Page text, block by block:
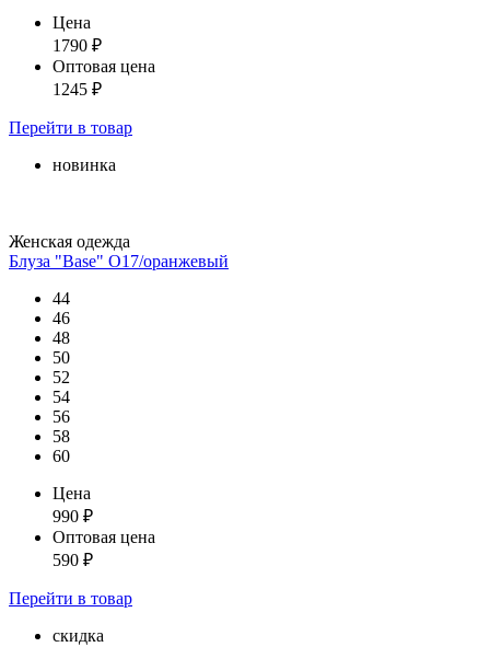
Цена
1790 ₽
Оптовая цена
1245 ₽
Перейти в товар
новинка
Женская одежда
Блуза "Base" О17/оранжевый
44
46
48
50
52
54
56
58
60
Цена
990 ₽
Оптовая цена
590 ₽
Перейти в товар
скидка